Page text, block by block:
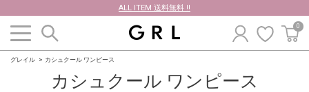
ALL ITEM 送料無料 !!
0
グレイル カシュクール ワンピース
カシュクール ワンピース